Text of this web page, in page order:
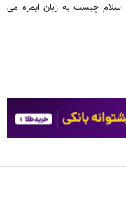
اسلام چیست به زبان ایمره می